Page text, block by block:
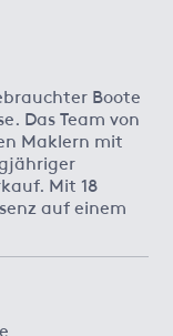
Boote
Das Team von
Maklern mit
Mit 18
auf einem